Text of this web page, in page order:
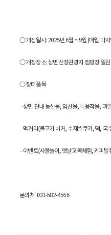
○ 개장일시: 2025년 6월 ~ 9월 (매월 마
○ 개장장소: 상면 산장관광지 캠핑장 일원
○ 장터품목
- 상면 관내 농산물, 임산물, 특용작물, 과
- 먹거리(불고기 버거, 수제쌀쿠키, 떡, 국
- 이벤트(사물놀이, 옛날교복체험, 커피탈
문의처: 031-582-4566